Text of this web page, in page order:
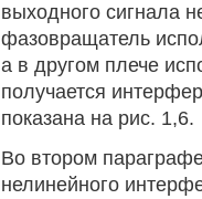
выходного сигнала
фазовращатель
а в другом плече
получается
показана на рис. 1,6.
Во втором
нелинейного